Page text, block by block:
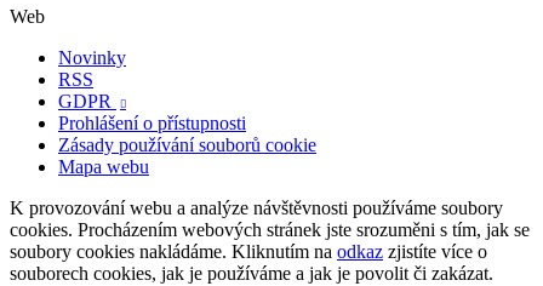
Web
Novinky
RSS
GDPR

Prohlášení o přístupnosti
Zásady používání souborů cookie
Mapa webu
K provozování webu a analýze návštěvnosti používáme soubory
cookies. Procházením webových stránek jste srozuměni s tím, jak se
soubory cookies nakládáme. Kliknutím na odkaz zjistíte více o
souborech cookies, jak je používáme a jak je povolit či zakázat.